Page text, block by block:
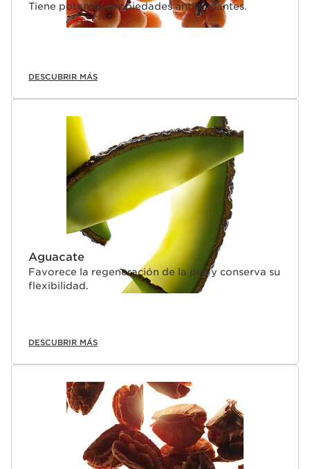
Tiene potentes propiedades antioxidantes.
DESCUBRIR MÁS
Aguacate
Favorece la regeneración de la piel y conserva su
flexibilidad.
DESCUBRIR MÁS